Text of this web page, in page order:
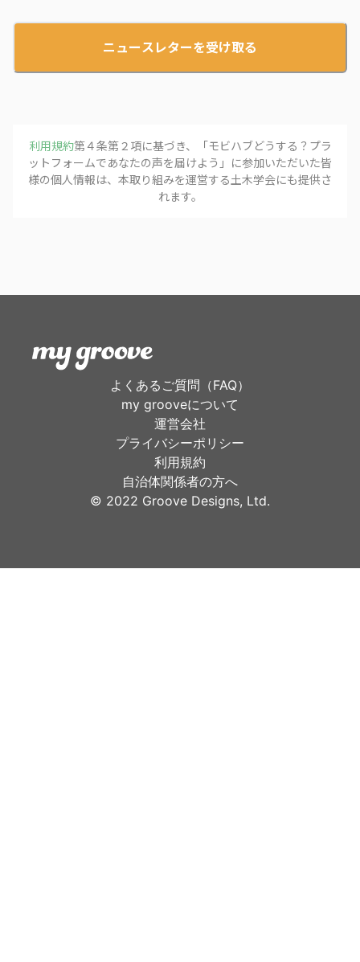
ニュースレターを受け取る
利用規約第４条第２項に基づき、「モビハブどうする？プラ
ットフォームであなたの声を届けよう 」に参加いただいた皆
様の個人情報は、本取り組みを運営する土木学会にも提供さ
れます。
よくあるご質問（FAQ）
my grooveについて
運営会社
プライバシーポリシー
利用規約
自治体関係者の方へ
©︎ 2022 Groove Designs, Ltd.